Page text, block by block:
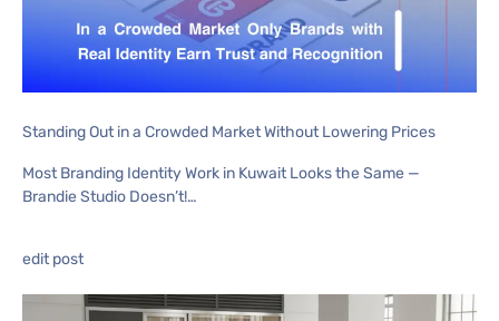
Standing Out in a Crowded Market Without Lowering Prices
Most Branding Identity Work in Kuwait Looks the Same —
Brandie Studio Doesn’t!…
edit post